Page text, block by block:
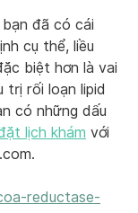
đã có cái
cụ thể, liều
biệt hơn là vai
rối loạn lipid
có những dấu
lịch khám với
reductase-